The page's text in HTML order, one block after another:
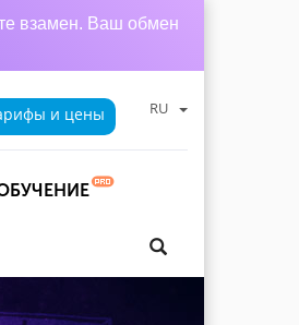
взамен. Ваш обмен
и цены RU